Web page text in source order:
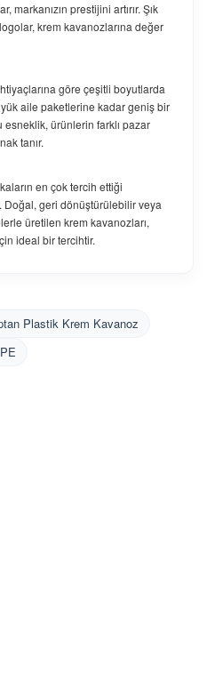
prestijini artırır. Şık
krem kavanozlarına değer
göre çeşitli boyutlarda
aile paketlerine kadar geniş bir
ürünlerin farklı pazar
tanır.
en çok tercih ettiği
geri dönüştürülebilir veya
üretilen krem kavanozları,
ideal bir tercihtir.
Plastik Krem Kavanoz